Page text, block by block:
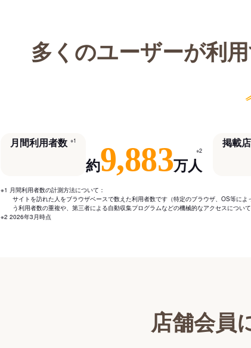
多くのユーザーが利
月間利用者数 ※1
約9,883万人
※2
掲載
※1 月間利用者数の計測方法について：
サイトを訪れた人をブラウザベースで数えた利用者数です（特定のブラウザ、OS等に
う利用者数の重複や、第三者による自動収集プログラムなどの機械的なアクセスについ
※2 2026年3月時点
店舗会員